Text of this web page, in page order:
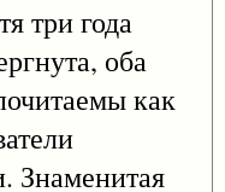
три года
оба
как
Знаменитая